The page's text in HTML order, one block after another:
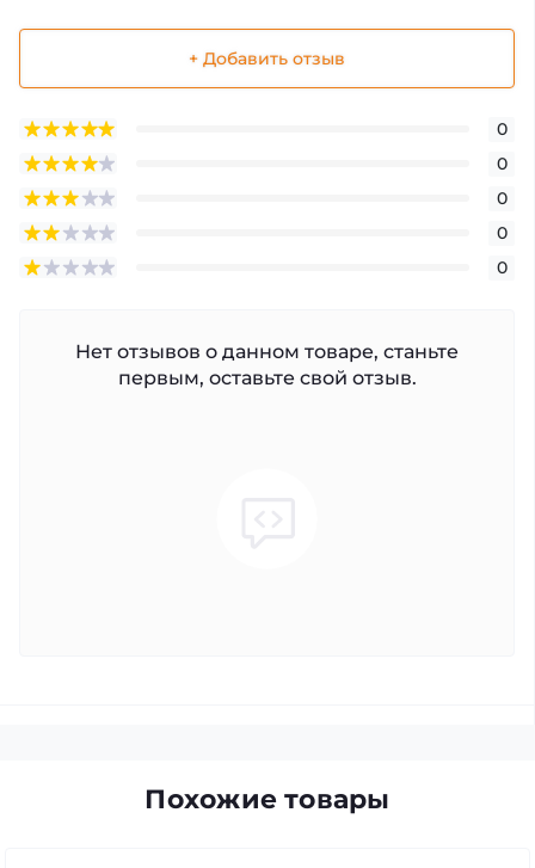
+ Добавить отзыв
0
0
0
0
0
Нет отзывов о данном товаре, станьте
первым, оставьте свой отзыв.
Похожие товары